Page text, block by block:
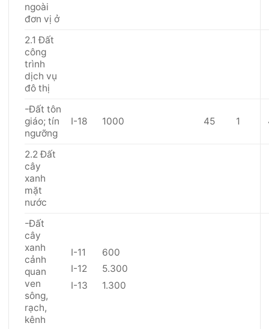
ngoài
đơn vị ở
2.1 Đất
công
trình
dịch vụ
đô thị
-Đất tôn
giáo; tín
ngưỡng
I-18 1000 45 1
2.2 Đất
cây
xanh
mặt
nước
-Đất
cây
xanh
cảnh
quan
ven
sông,
rạch,
kênh
I-11
I-12
I-13
600
5.300
1.300